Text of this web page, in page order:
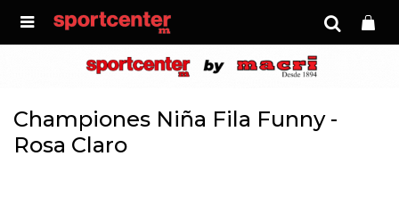

Championes Niña Fila Funny -
Rosa Claro